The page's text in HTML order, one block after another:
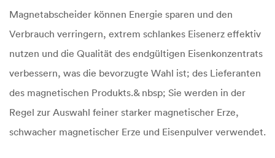
Magnetabscheider können Energie sparen und den
Verbrauch verringern, extrem schlankes Eisenerz effektiv
nutzen und die Qualität des endgültigen Eisenkonzentrats
verbessern, was die bevorzugte Wahl ist; des Lieferanten
des magnetischen Produkts.& nbsp; Sie werden in der
Regel zur Auswahl feiner starker magnetischer Erze,
schwacher magnetischer Erze und Eisenpulver verwendet.